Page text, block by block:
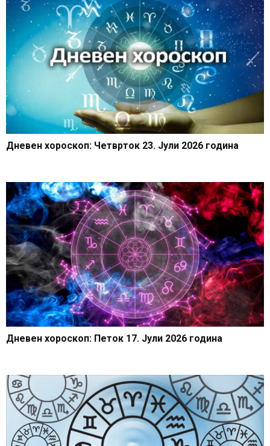
Дневен хороскоп: Четврток 23. Јули 2026 година
Дневен хороскоп: Петок 17. Јули 2026 година